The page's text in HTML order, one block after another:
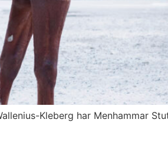
Kleberg har Menhammar